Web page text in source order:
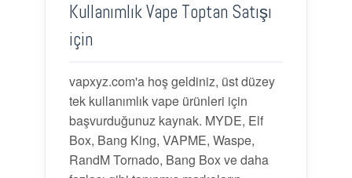
Kullanımlık Vape Toptan Satışı
için
vapxyz.com'a hoş geldiniz, üst düzey
tek kullanımlık vape ürünleri için
başvurduğunuz kaynak. MYDE, Elf
Box, Bang King, VAPME, Waspe,
RandM Tornado, Bang Box ve daha